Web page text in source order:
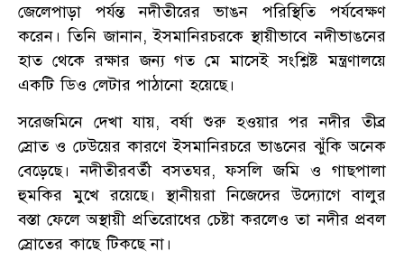
জেলেপাড়া পর্যন্ত নদীতীরের ভাঙন পরিস্থিতি পর্যবেক্ষণ
করেন। তিনি জানান, ইসমানিরচরকে স্থায়ীভাবে নদীভাঙনের
হাত থেকে রক্ষার জন্য গত মে মাসেই সংশ্লিষ্ট মন্ত্রণালয়ে
একটি ডিও লেটার পাঠানো হয়েছে।
সরেজমিনে দেখা যায়, বর্ষা শুরু হওয়ার পর নদীর তীব্র
স্রোত ও ঢেউয়ের কারণে ইসমানিরচরে ভাঙনের ঝুঁকি অনেক
বেড়েছে। নদীতীরবর্তী বসতঘর, ফসলি জমি ও গাছপালা
হুমকির মুখে রয়েছে। স্থানীয়রা নিজেদের উদ্যোগে বালুর
বস্তা ফেলে অস্থায়ী প্রতিরোধের চেষ্টা করলেও তা নদীর প্রবল
স্রোতের কাছে টিকছে না।